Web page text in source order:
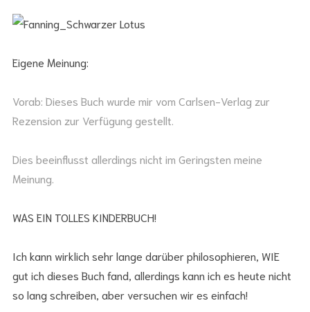
Eigene Meinung:
Vorab: Dieses Buch wurde mir vom Carlsen-Verlag zur
Rezension zur Verfügung gestellt.
Dies beeinflusst allerdings nicht im Geringsten meine
Meinung.
WAS EIN TOLLES KINDERBUCH!
Ich kann wirklich sehr lange darüber philosophieren, WIE
gut ich dieses Buch fand, allerdings kann ich es heute nicht
so lang schreiben, aber versuchen wir es einfach!